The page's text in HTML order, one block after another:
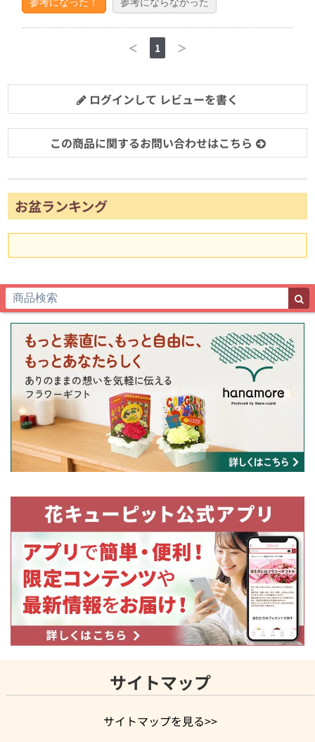
＜ 1 ＞
ログインして レビューを書く
この商品に関するお問い合わせはこちら
お盆ランキング
サイトマップ
サイトマップを見る>>